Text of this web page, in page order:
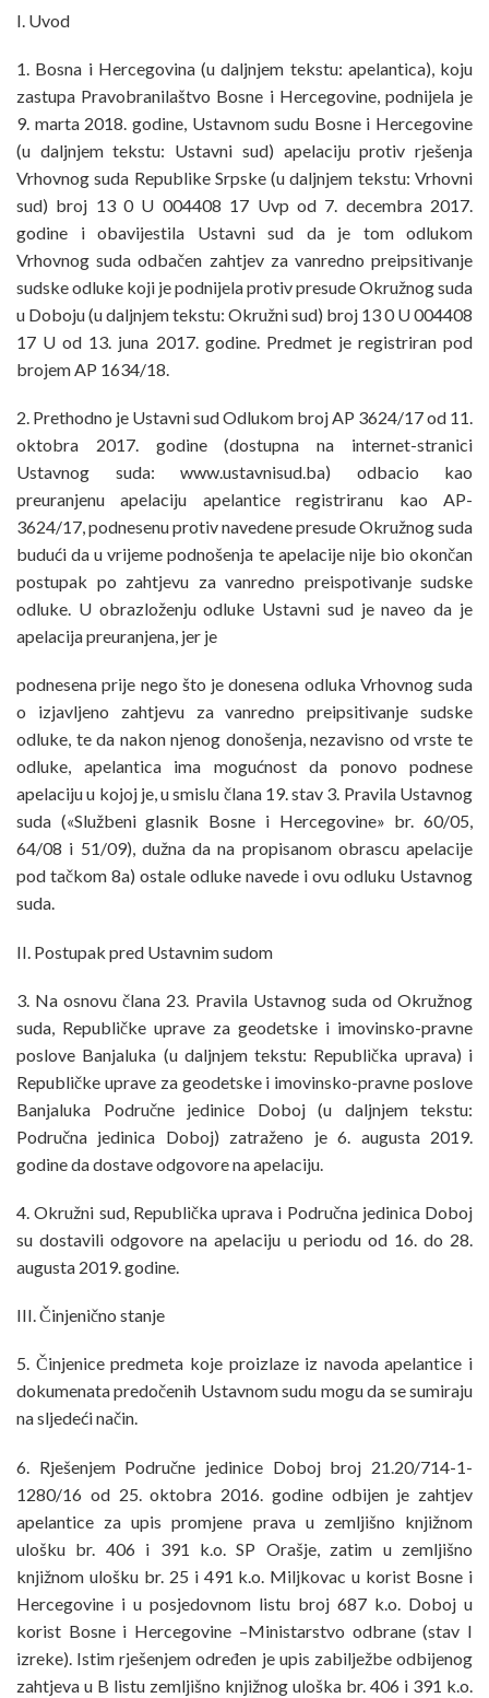
I. Uvod
1. Bosna i Hercegovina (u daljnjem tekstu: apelantica), koju
zastupa Pravobranilaštvo Bosne i Hercegovine, podnijela je
9. marta 2018. godine, Ustavnom sudu Bosne i Hercegovine
(u daljnjem tekstu: Ustavni sud) apelaciju protiv rješenja
Vrhovnog suda Republike Srpske (u daljnjem tekstu: Vrhovni
sud) broj 13 0 U 004408 17 Uvp od 7. decembra 2017.
godine i obavijestila Ustavni sud da je tom odlukom
Vrhovnog suda odbačen zahtjev za vanredno preipsitivanje
sudske odluke koji je podnijela protiv presude Okružnog suda
u Doboju (u daljnjem tekstu: Okružni sud) broj 13 0 U 004408
17 U od 13. juna 2017. godine. Predmet je registriran pod
brojem AP 1634/18.
2. Prethodno je Ustavni sud Odlukom broj AP 3624/17 od 11.
oktobra 2017. godine (dostupna na internet-stranici
Ustavnog suda: www.ustavnisud.ba) odbacio kao
preuranjenu apelaciju apelantice registriranu kao AP-
3624/17, podnesenu protiv navedene presude Okružnog suda
budući da u vrijeme podnošenja te apelacije nije bio okončan
postupak po zahtjevu za vanredno preispotivanje sudske
odluke. U obrazloženju odluke Ustavni sud je naveo da je
apelacija preuranjena, jer je
podnesena prije nego što je donesena odluka Vrhovnog suda
o izjavljeno zahtjevu za vanredno preipsitivanje sudske
odluke, te da nakon njenog donošenja, nezavisno od vrste te
odluke, apelantica ima mogućnost da ponovo podnese
apelaciju u kojoj je, u smislu člana 19. stav 3. Pravila Ustavnog
suda («Službeni glasnik Bosne i Hercegovine» br. 60/05,
64/08 i 51/09), dužna da na propisanom obrascu apelacije
pod tačkom 8a) ostale odluke navede i ovu odluku Ustavnog
suda.
II. Postupak pred Ustavnim sudom
3. Na osnovu člana 23. Pravila Ustavnog suda od Okružnog
suda, Republičke uprave za geodetske i imovinsko-pravne
poslove Banjaluka (u daljnjem tekstu: Republička uprava) i
Republičke uprave za geodetske i imovinsko-pravne poslove
Banjaluka Područne jedinice Doboj (u daljnjem tekstu:
Područna jedinica Doboj) zatraženo je 6. augusta 2019.
godine da dostave odgovore na apelaciju.
4. Okružni sud, Republička uprava i Područna jedinica Doboj
su dostavili odgovore na apelaciju u periodu od 16. do 28.
augusta 2019. godine.
III. Činjenično stanje
5. Činjenice predmeta koje proizlaze iz navoda apelantice i
dokumenata predočenih Ustavnom sudu mogu da se sumiraju
na sljedeći način.
6. Rješenjem Područne jedinice Doboj broj 21.20/714-1-
1280/16 od 25. oktobra 2016. godine odbijen je zahtjev
apelantice za upis promjene prava u zemljišno knjižnom
ulošku br. 406 i 391 k.o. SP Orašje, zatim u zemljišno
knjižnom ulošku br. 25 i 491 k.o. Miljkovac u korist Bosne i
Hercegovine i u posjedovnom listu broj 687 k.o. Doboj u
korist Bosne i Hercegovine –Ministarstvo odbrane (stav I
izreke). Istim rješenjem određen je upis zabilježbe odbijenog
zahtjeva u B listu zemljišno knjižnog uloška br. 406 i 391 k.o.